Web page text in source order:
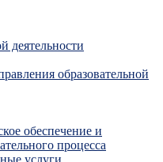
деятельности
образовательной
обеспечение и
процесса
услуги